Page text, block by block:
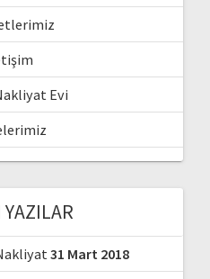
Evi
YAZILAR
31 Mart 2018